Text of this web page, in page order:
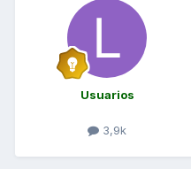
Usuarios
3,9k